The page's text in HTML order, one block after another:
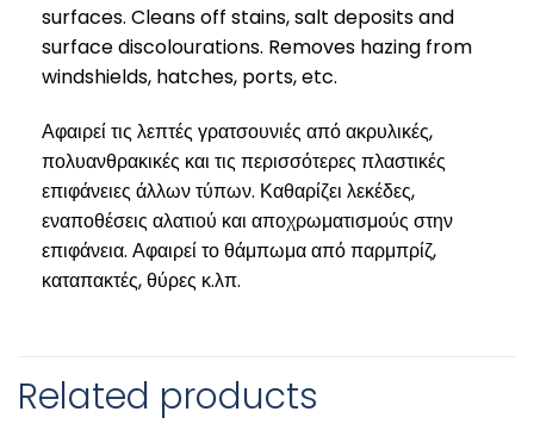
surfaces. Cleans off stains, salt deposits and
surface discolourations. Removes hazing from
windshields, hatches, ports, etc.
Αφαιρεί τις λεπτές γρατσουνιές από ακρυλικές,
πολυανθρακικές και τις περισσότερες πλαστικές
επιφάνειες άλλων τύπων. Καθαρίζει λεκέδες,
εναποθέσεις αλατιού και αποχρωματισμούς στην
επιφάνεια. Αφαιρεί το θάμπωμα από παρμπρίζ,
καταπακτές, θύρες κ.λπ.
Related products